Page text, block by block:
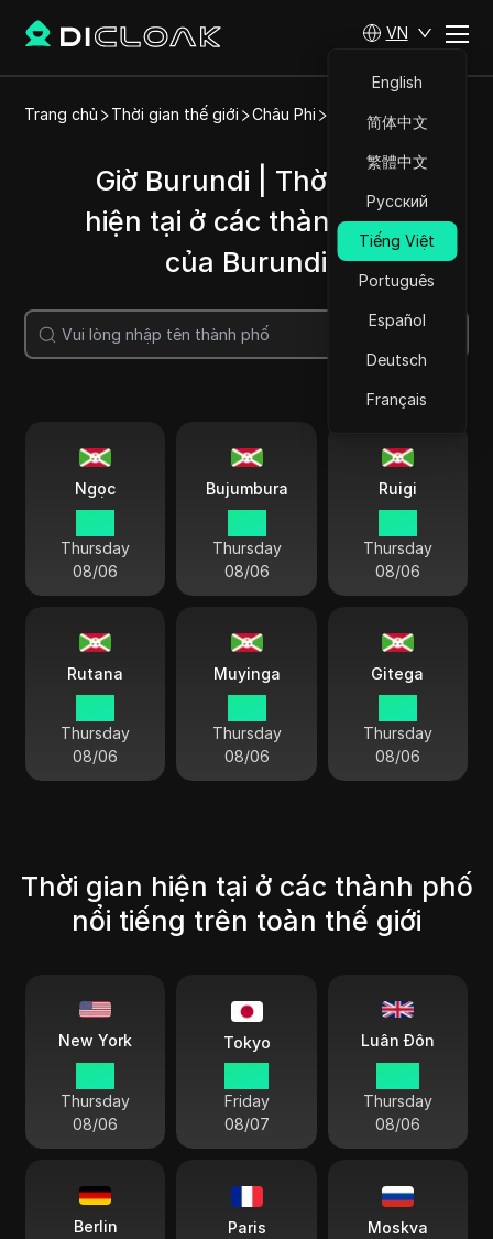
VN
English
简体中文
繁體中文
Русский
Tiếng Việt
Português
Español
Deutsch
Français
Trang chủ Thời gian thế giới Châu Phi Burundi
Giờ Burundi | Thời gian
hiện tại ở các thành phố
của Burundi
Tìm kiếm
Ngọc
Thursday
08/06
Bujumbura
Thursday
08/06
Ruigi
Thursday
08/06
Rutana
Thursday
08/06
Muyinga
Thursday
08/06
Gitega
Thursday
08/06
Thời gian hiện tại ở các thành phố
nổi tiếng trên toàn thế giới
New York
Thursday
08/06
Tokyo
Friday
08/07
Luân Đôn
Thursday
08/06
Berlin Paris Moskva